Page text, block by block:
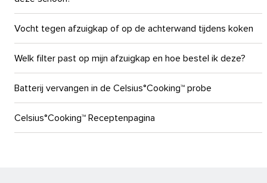
Vocht tegen afzuigkap of op de achterwand tijdens koken
Welk filter past op mijn afzuigkap en hoe bestel ik deze?
Batterij vervangen in de Celsius°Cooking™ probe
Celsius°Cooking™ Receptenpagina